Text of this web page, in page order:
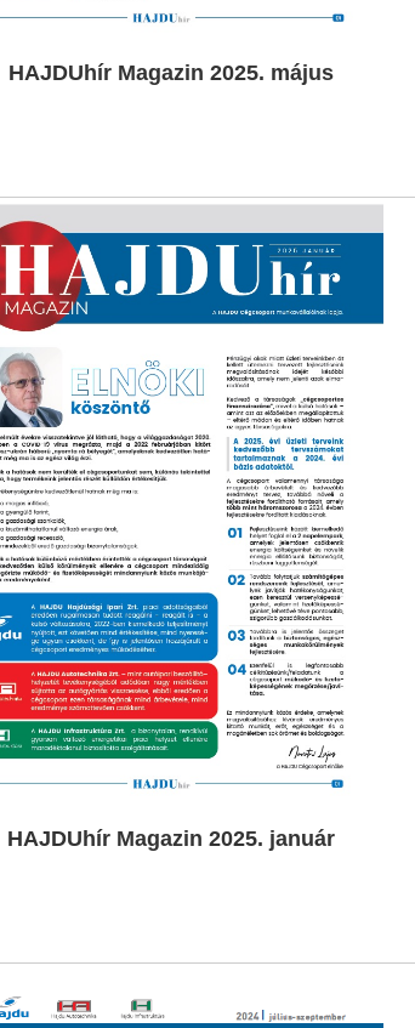
HAJDUhír Magazin 2025. május
HAJDUhír Magazin 2025. január